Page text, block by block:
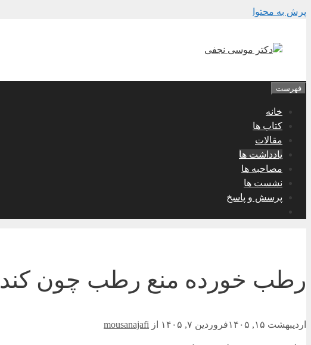
پرش به محتوا
فهرست
خانه
کتاب ها
مقالات
یادداشت ها
مصاحبه ها
نشست ها
پرسش و پاسخ
رطب خورده منع رطب چون کند
اردیبهشت ۱۵, ۱۴۰۵ فروردین ۷, ۱۴۰۵ از mousanajafi